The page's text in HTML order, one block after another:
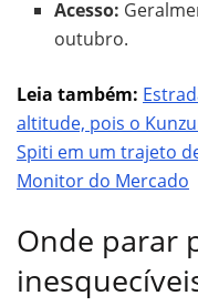
Acesso:
outubro.
Leia também:
altitude, pois o
Spiti em um trajeto
Monitor do Mercado
Onde parar